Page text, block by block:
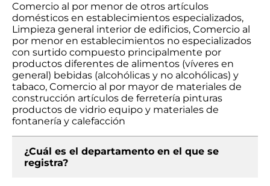
Comercio al por menor de otros artículos
domésticos en establecimientos especializados,
Limpieza general interior de edificios, Comercio al
por menor en establecimientos no especializados
con surtido compuesto principalmente por
productos diferentes de alimentos (víveres en
general) bebidas (alcohólicas y no alcohólicas) y
tabaco, Comercio al por mayor de materiales de
construcción artículos de ferretería pinturas
productos de vidrio equipo y materiales de
fontanería y calefacción
¿Cuál es el departamento en el que se
registra?